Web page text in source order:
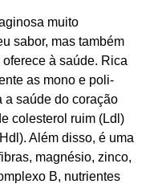
muito
sabor, mas também
à saúde. Rica
as mono e poli-
a saúde do coração
colesterol ruim (Ldl)
Além disso, é uma
magnésio, zinco,
B, nutrientes